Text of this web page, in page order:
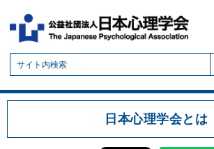
日本心理学会とは